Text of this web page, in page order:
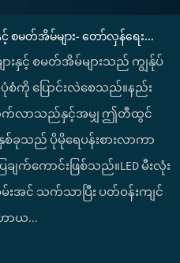
နှင့် စမတ်အိမ်များ- တော်လှန်ရေး...
ျားနှင့် စမတ်အိမ်များသည် ကျွန်ုပ်
စံကို ပြောင်းလဲစေသည်။နည်း
က်လာသည်နှင့်အမျှ ဤတီထွင်
ခုသည် ပိုမိုရေပန်းစားလာကာ
ချက်ကောင်းဖြစ်သည်။LED မီးလုံး
းအင် သက်သာပြီး ပတ်ဝန်းကျင်
ာယ...